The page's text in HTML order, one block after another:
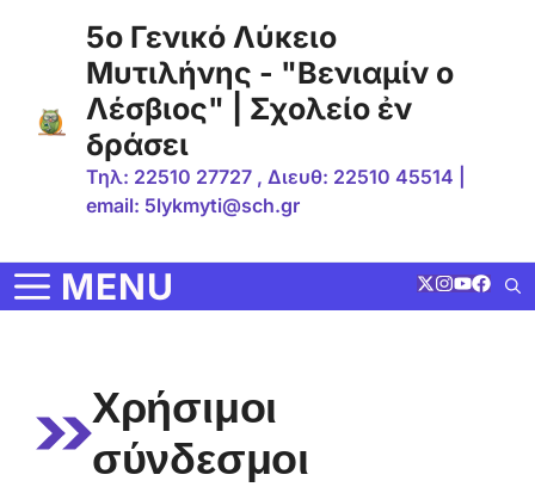
περιεχόμενο
5ο Γενικό Λύκειο
Μυτιλήνης - "Βενιαμίν ο
Λέσβιος" | Σχολείο ἐν
δράσει
Τηλ: 22510 27727 , Διευθ: 22510 45514 |
email: 5lykmyti@sch.gr
MENU
Χρήσιμοι
σύνδεσμοι